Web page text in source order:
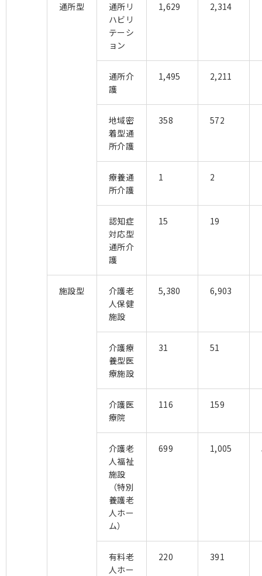
通所型
通所リ
ハビリ
テーシ
ョン
1,629 2,314
通所介
護
1,495 2,211
地域密
着型通
所介護
358 572
療養通
所介護
1 2
認知症
対応型
通所介
護
15 19
施設型
介護老
人保健
施設
5,380 6,903
介護療
養型医
療施設
31 51
介護医
療院
116 159
介護老
人福祉
施設
（特別
養護老
人ホー
ム）
699 1,005
有料老
人ホー
220 391